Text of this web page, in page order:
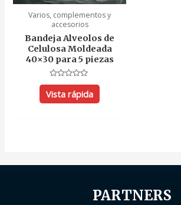
Varios, complementos y
accesorios
Bandeja Alveolos de
Celulosa Moldeada
40×30 para 5 piezas
Valorado
con
0
de
Vista rápida
PARTNERS